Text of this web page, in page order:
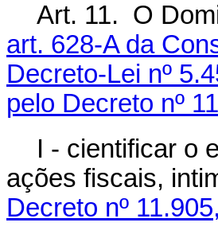
Art. 11. O
art. 628-A da
Decreto-Lei nº
pelo Decreto nº
I - cientificar o
ações fiscais,
Decreto nº